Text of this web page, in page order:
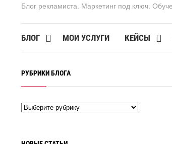
Блог рекламиста. Маркетинг под ключ.
БЛОГ МОИ УСЛУГИ КЕЙСЫ
РУБРИКИ БЛОГА